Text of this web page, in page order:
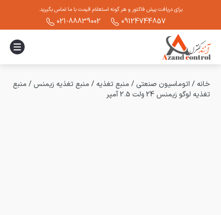
برای دریافت پیش فاکتور و هر گونه استعلام قیمت با ما تماس بگیرید.
09124744857
021-88839002
خانه / اتوماسیون صنعتی / منبع تغذیه / منبع تغذیه زیمنس / منبع
تغذیه لوگو زیمنس 24 ولت 2.5 آمپر